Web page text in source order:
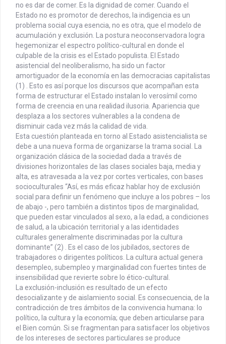
no es dar de comer. Es la dignidad de comer. Cuando el
Estado no es promotor de derechos, la indigencia es un
problema social cuya esencia, no es otra, que el modelo de
acumulación y exclusión. La postura neoconservadora logra
hegemonizar el espectro político-cultural en donde el
culpable de la crisis es el Estado populista. El Estado
asistencial del neoliberalismo, ha sido un factor
amortiguador de la economía en las democracias capitalistas
(1) . Esto es así porque los discursos que acompañan esta
forma de estructurar el Estado instalan lo verosímil como
forma de creencia en una realidad ilusoria. Apariencia que
desplaza a los sectores vulnerables a la condena de
disminuir cada vez más la calidad de vida.
Esta cuestión planteada en torno al Estado asistencialista se
debe a una nueva forma de organizarse la trama social. La
organización clásica de la sociedad dada a través de
divisiones horizontales de las clases sociales baja, media y
alta, es atravesada a la vez por cortes verticales, con bases
socioculturales “Así, es más eficaz hablar hoy de exclusión
social para definir un fenómeno que incluye a los pobres – los
de abajo -, pero también a distintos tipos de marginalidad,
que pueden estar vinculados al sexo, a la edad, a condiciones
de salud, a la ubicación territorial y a las identidades
culturales generalmente discriminadas por la cultura
dominante” (2) . Es el caso de los jubilados, sectores de
trabajadores o dirigentes políticos. La cultura actual genera
desempleo, subempleo y marginalidad con fuertes tintes de
insensibilidad que revierte sobre lo ético-cultural.
La exclusión-inclusión es resultado de un efecto
desocializante y de aislamiento social. Es consecuencia, de la
contradicción de tres ámbitos de la convivencia humana: lo
político, la cultura y la economía; que deben articularse para
el Bien común. Si se fragmentan para satisfacer los objetivos
de los intereses de sectores particulares se produce